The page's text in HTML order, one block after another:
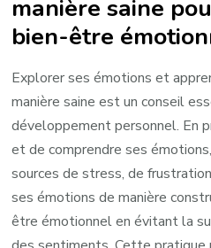
manière saine
bien-être
Explorer ses émotions et
manière saine est un conseil
développement personnel. En
et de comprendre ses
sources de stress, de
ses émotions de manière
être émotionnel en évitant la